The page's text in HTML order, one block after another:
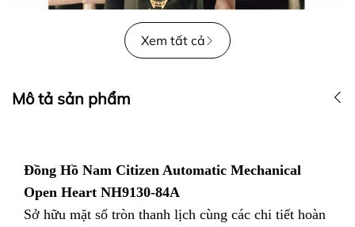
Xem tất cả
Mô tả sản phẩm
Đồng Hồ Nam Citizen Automatic Mechanical
Open Heart NH9130-84A
Sở hữu mặt số tròn thanh lịch cùng các chi tiết hoàn